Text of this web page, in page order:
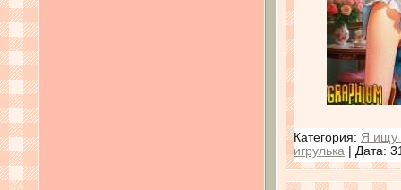
Категория: Я ищу
игрулька | Дата: